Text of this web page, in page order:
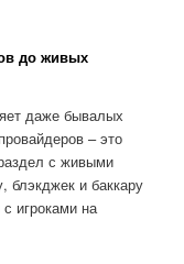
до живых
даже бывалых
– это
с живыми
блэкджек и баккару
игроками на